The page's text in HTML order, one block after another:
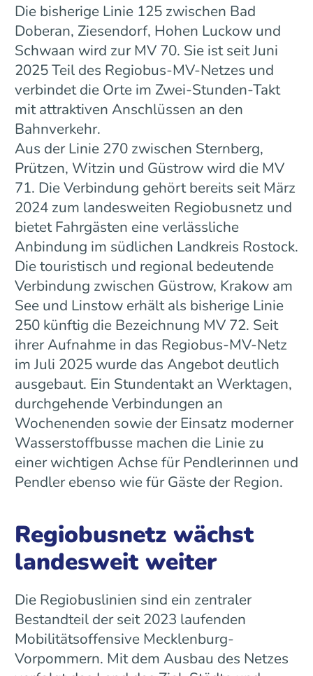
Die bisherige Linie 125 zwischen Bad
Doberan, Ziesendorf, Hohen Luckow und
Schwaan wird zur MV 70. Sie ist seit Juni
2025 Teil des Regiobus-MV-Netzes und
verbindet die Orte im Zwei-Stunden-Takt
mit attraktiven Anschlüssen an den
Bahnverkehr.
Aus der Linie 270 zwischen Sternberg,
Prützen, Witzin und Güstrow wird die MV
71. Die Verbindung gehört bereits seit März
2024 zum landesweiten Regiobusnetz und
bietet Fahrgästen eine verlässliche
Anbindung im südlichen Landkreis Rostock.
Die touristisch und regional bedeutende
Verbindung zwischen Güstrow, Krakow am
See und Linstow erhält als bisherige Linie
250 künftig die Bezeichnung MV 72. Seit
ihrer Aufnahme in das Regiobus-MV-Netz
im Juli 2025 wurde das Angebot deutlich
ausgebaut. Ein Stundentakt an Werktagen,
durchgehende Verbindungen an
Wochenenden sowie der Einsatz moderner
Wasserstoffbusse machen die Linie zu
einer wichtigen Achse für Pendlerinnen und
Pendler ebenso wie für Gäste der Region.
Regiobusnetz wächst
landesweit weiter
Die Regiobuslinien sind ein zentraler
Bestandteil der seit 2023 laufenden
Mobilitätsoffensive Mecklenburg-
Vorpommern. Mit dem Ausbau des Netzes